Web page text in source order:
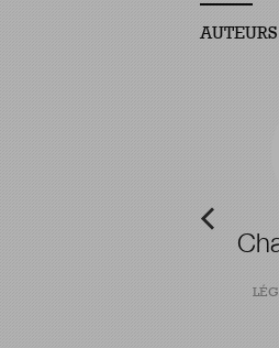
AUTEURS